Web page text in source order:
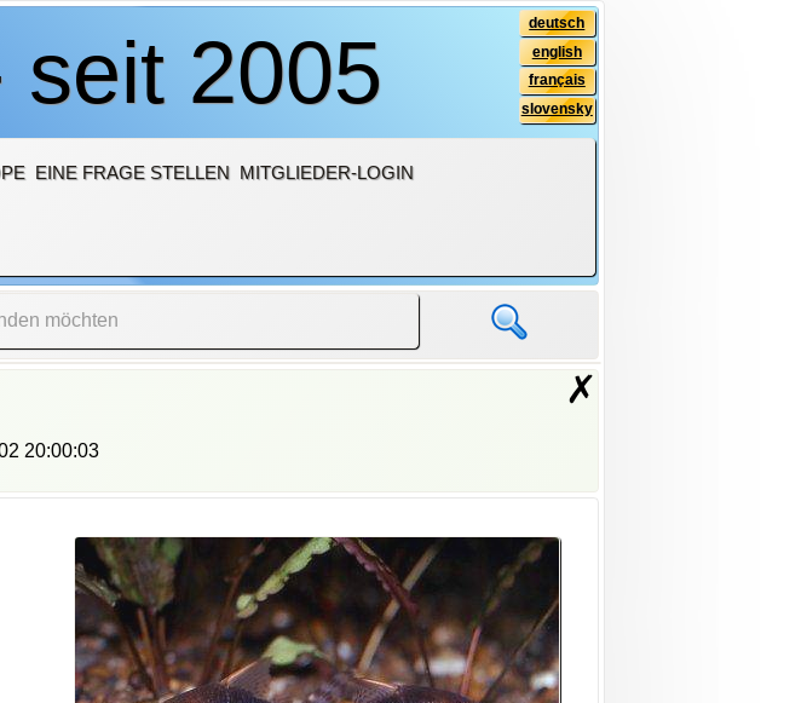
seit 2005
deutsch
english
français
slovensky
EINE FRAGE STELLEN MITGLIEDER-LOGIN
✗
20:00:03